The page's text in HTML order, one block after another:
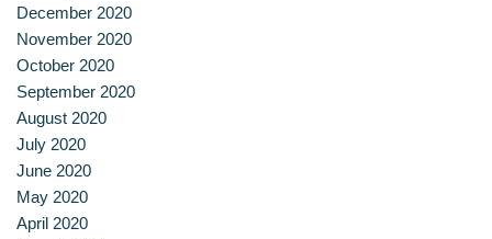
December 2020
November 2020
October 2020
September 2020
August 2020
July 2020
June 2020
May 2020
April 2020